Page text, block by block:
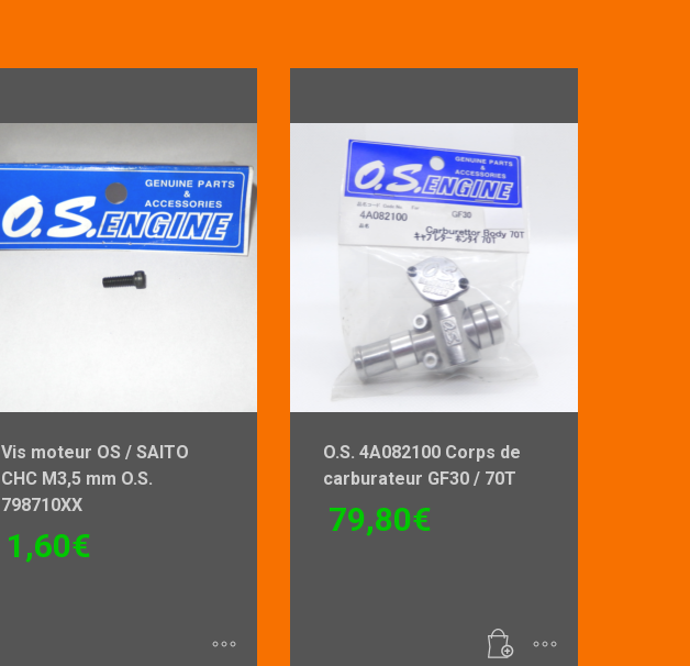
Vis moteur OS / SAITO
CHC M3,5 mm O.S.
798710XX
1,60€
O.S. 4A082100 Corps de
carburateur GF30 / 70T
79,80€